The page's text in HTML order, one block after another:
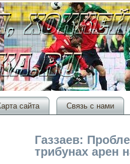
сайта Связь с нами
Газзаев:
трибунах арен